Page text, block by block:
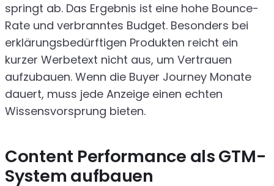
springt ab. Das Ergebnis ist eine hohe Bounce-
Rate und verbranntes Budget. Besonders bei
erklärungsbedürftigen Produkten reicht ein
kurzer Werbetext nicht aus, um Vertrauen
aufzubauen. Wenn die Buyer Journey Monate
dauert, muss jede Anzeige einen echten
Wissensvorsprung bieten.
Content Performance als GTM-
System aufbauen